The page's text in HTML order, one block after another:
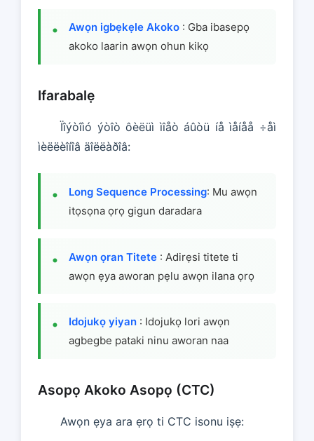
Awọn igbẹkẹle Akoko : Gba ibasepọ
akoko laarin awọn ohun kikọ
Ifarabalẹ
Ïîýòîìó ýòîò ôèëüì ìîåò áûòü íå ìåíåå ÷åì
ìèëëèîíîâ äîëëàðîâ:
Long Sequence Processing: Mu awọn
itọsọna ọrọ gigun daradara
Awọn ọran Titete : Adirẹsi titete ti
awọn ẹya aworan pẹlu awọn ilana ọrọ
Idojukọ yiyan : Idojukọ lori awọn
agbegbe pataki ninu aworan naa
Asopọ Akoko Asopọ (CTC)
Awọn ẹya ara ẹrọ ti CTC isonu iṣẹ: